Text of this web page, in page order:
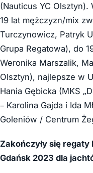
(Nauticus YC
19 lat mężczyzn/mix
Turczynowicz, Patryk
Grupa Regatowa), do
Weronika Marszalik,
Olsztyn), najlepsze w
Hania Gębicka (MKS
– Karolina Gajda i Ida
Goleniów / Centrum
Zakończyły się regaty
Gdańsk 2023 dla